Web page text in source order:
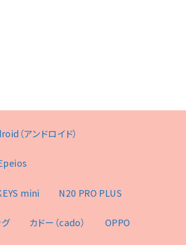
（アンドロイド）
mini N20 PRO PLUS
カドー（cado） OPPO